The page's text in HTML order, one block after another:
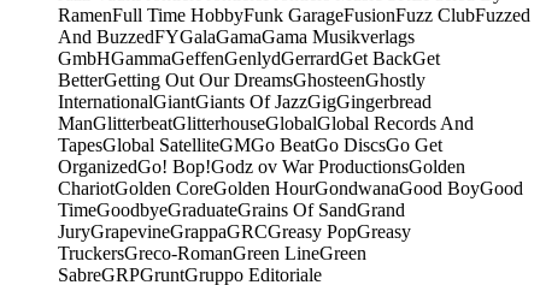
RamenFull Time HobbyFunk GarageFusionFuzz ClubFuzzed
And BuzzedFYGalaGamaGama Musikverlags
GmbHGammaGeffenGenlydGerrardGet BackGet
BetterGetting Out Our DreamsGhosteenGhostly
InternationalGiantGiants Of JazzGigGingerbread
ManGlitterbeatGlitterhouseGlobalGlobal Records And
TapesGlobal SatelliteGMGo BeatGo DiscsGo Get
OrganizedGo! Bop!Godz ov War ProductionsGolden
ChariotGolden CoreGolden HourGondwanaGood BoyGood
TimeGoodbyeGraduateGrains Of SandGrand
JuryGrapevineGrappaGRCGreasy PopGreasy
TruckersGreco-RomanGreen LineGreen
SabreGRPGruntGruppo Editoriale